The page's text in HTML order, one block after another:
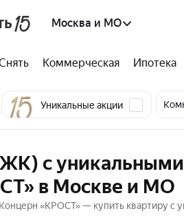
Москва и МО
Коммерческая Ипотека
Уникальные акции
с
в Москве и МО
«КРОСТ» — купить квартиру